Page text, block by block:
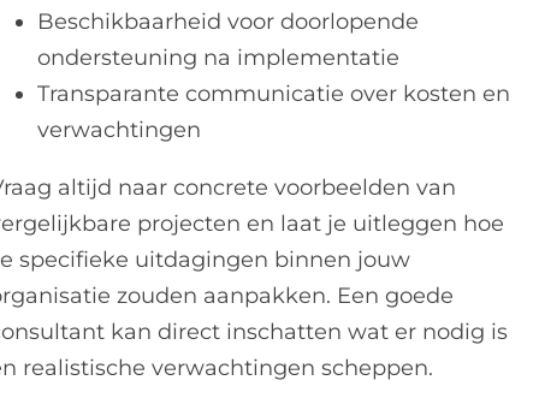
Beschikbaarheid voor doorlopende
ondersteuning na implementatie
Transparante communicatie over kosten en
verwachtingen
altijd naar concrete voorbeelden van
projecten en laat je uitleggen hoe
specifieke uitdagingen binnen jouw
zouden aanpakken. Een goede
kan direct inschatten wat er nodig is
realistische verwachtingen scheppen.